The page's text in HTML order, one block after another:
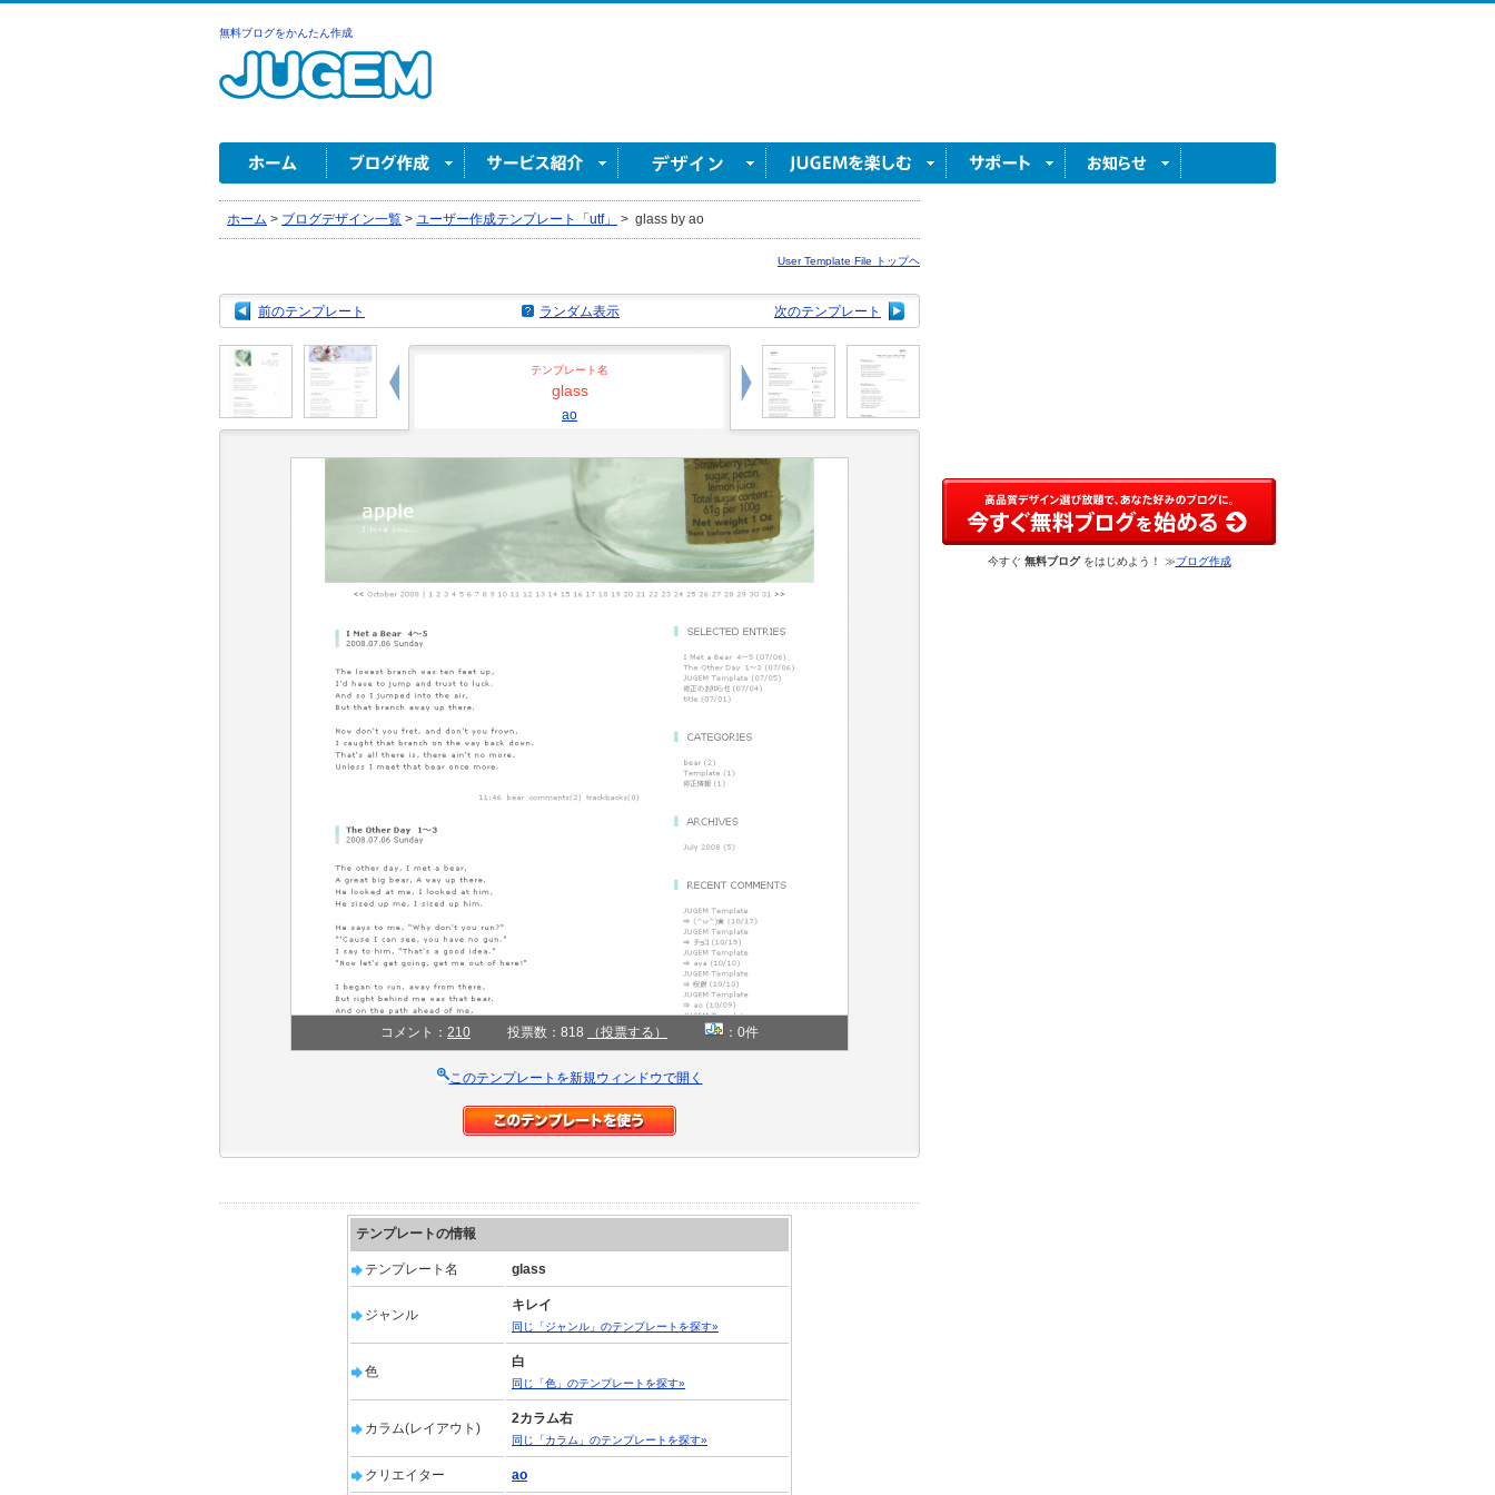
無料ブログをかんたん作成
ホーム > ブログデザイン一覧 > ユーザー作成テンプレート「utf」 > glass by ao
User Template File トップヘ
前のテンプレート 次のテンプレート
ランダム表示
テンプレート名
glass
ao
コメント： 210 投票数：818 （投票する） ：0件
このテンプレートを新規ウィンドウで開く
テンプレートの情報
テンプレート名 glass
ジャンル
キレイ
同じ「ジャンル」のテンプレートを探す»
色
白
同じ「色」のテンプレートを探す»
カラム(レイアウト)
2カラム右
同じ「カラム」のテンプレートを探す»
クリエイター ao
今すぐ 無料ブログをはじめよう！ ≫ブログ作成